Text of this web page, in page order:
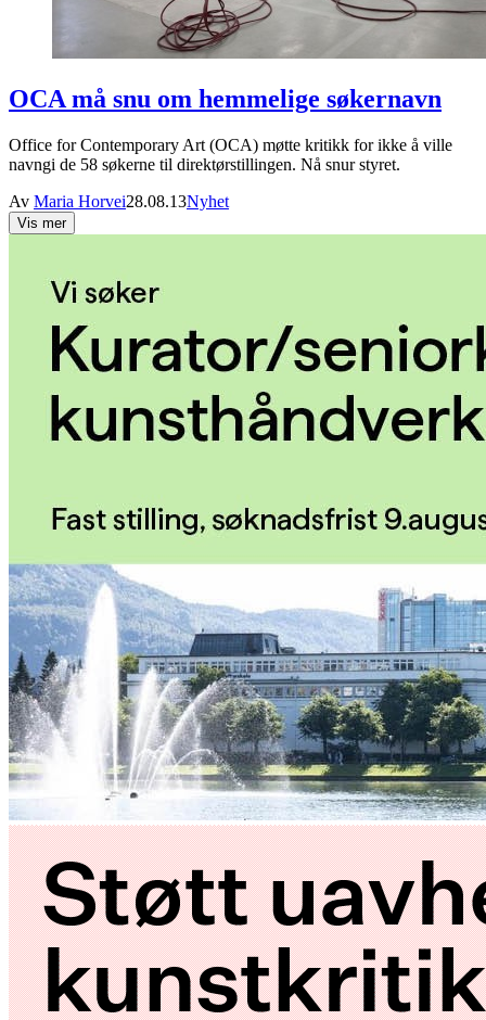
OCA må snu om hemmelige søkernavn
Office for Contemporary Art (OCA) møtte kritikk for ikke å ville
navngi de 58 søkerne til direktørstillingen. Nå snur styret.
Av Maria Horvei28.08.13Nyhet
Vis mer